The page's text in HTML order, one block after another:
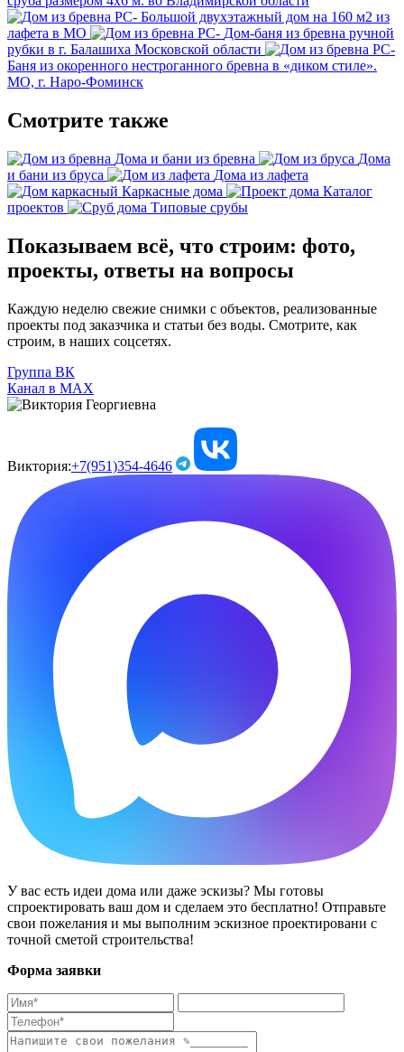
Большой двухэтажный дом на 160 м2 из
лафета в МО
Дом-баня из бревна ручной
рубки в г. Балашиха Московской области
Баня из окоренного нестроганного бревна в «диком стиле».
МО, г. Наро-Фоминск
Смотрите также
Дома и бани из бревна
Дома
и бани из бруса
Дома из лафета
Каркасные дома
Каталог
проектов
Типовые срубы
Показываем всё, что строим: фото,
проекты, ответы на вопросы
Каждую неделю свежие снимки с объектов, реализованные
проекты под заказчика и статьи без воды. Смотрите, как
строим, в наших соцсетях.
Группа ВК
Канал в МАХ
Виктория:+7(951)354-4646
У вас есть идеи дома или даже эскизы? Мы готовы
спроектировать ваш дом и сделаем это бесплатно! Отправьте
свои пожелания и мы выполним эскизное проектировани с
точной сметой строительства!
Форма заявки